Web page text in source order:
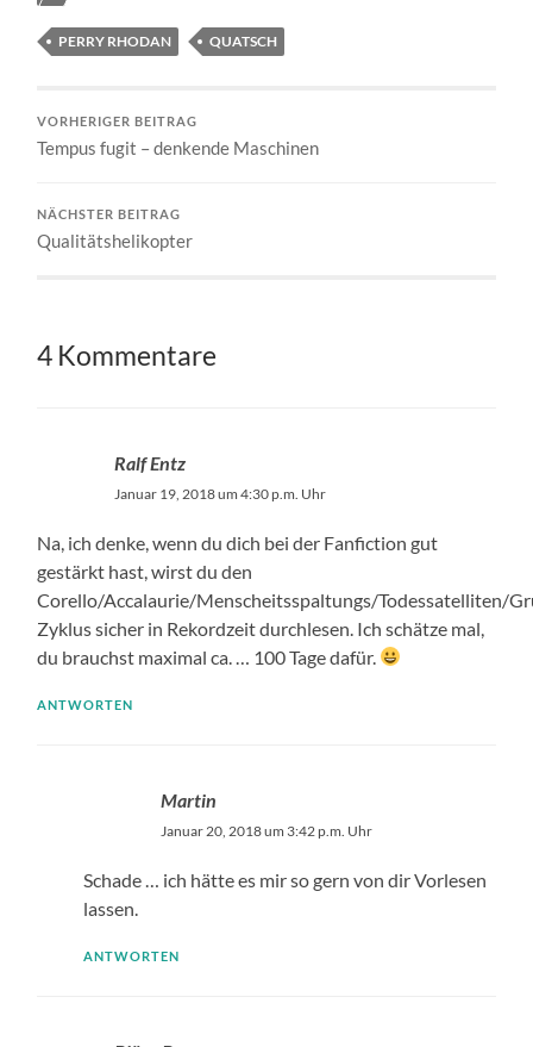
PERRY RHODAN QUATSCH
VORHERIGER BEITRAG
Tempus fugit – denkende Maschinen
NÄCHSTER BEITRAG
Qualitätshelikopter
4 Kommentare
Ralf Entz
Januar 19, 2018 um 4:30 p.m. Uhr
Na, ich denke, wenn du dich bei der Fanfiction gut
gestärkt hast, wirst du den
Corello/Accalaurie/Menscheitsspaltungs/Todessatelliten/
Zyklus sicher in Rekordzeit durchlesen. Ich schätze mal,
du brauchst maximal ca. … 100 Tage dafür.
ANTWORTEN
Martin
Januar 20, 2018 um 3:42 p.m. Uhr
Schade … ich hätte es mir so gern von dir Vorlesen
lassen.
ANTWORTEN